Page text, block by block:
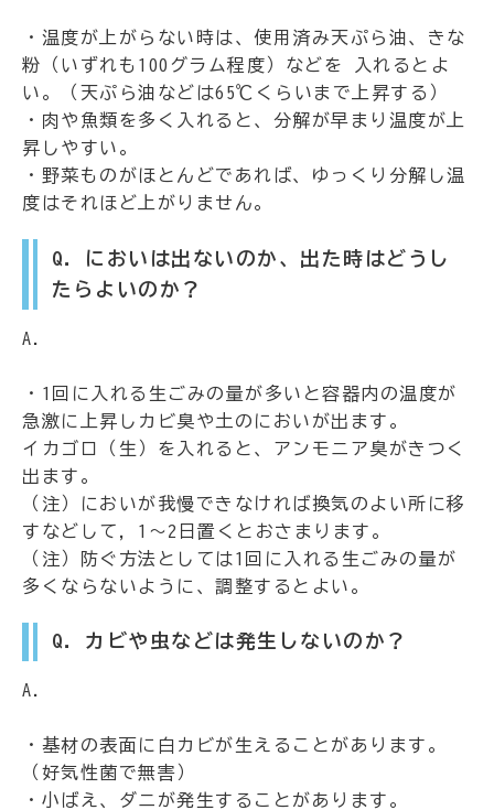
・温度が上がらない時は、使用済み天ぷら油、きな
粉（いずれも100グラム程度）などを 入れるとよ
い。（天ぷら油などは65℃くらいまで上昇する）
・肉や魚類を多く入れると、分解が早まり温度が上
昇しやすい。
・野菜ものがほとんどであれば、ゆっくり分解し温
度はそれほど上がりません。
Q．においは出ないのか、出た時はどうし
たらよいのか？
A.
・1回に入れる生ごみの量が多いと容器内の温度が
急激に上昇しカビ臭や土のにおいが出ます。
イカゴロ（生）を入れると、アンモニア臭がきつく
出ます。
（注）においが我慢できなければ換気のよい所に移
すなどして，1～2日置くとおさまります。
（注）防ぐ方法としては1回に入れる生ごみの量が
多くならないように、調整するとよい。
Q．カビや虫などは発生しないのか？
A.
・基材の表面に白カビが生えることがあります。
（好気性菌で無害）
・小ばえ、ダニが発生することがあります。